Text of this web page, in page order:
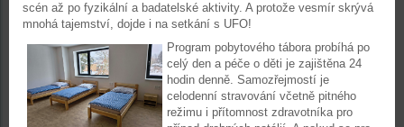
scén až po fyzikální a badatelské aktivity. A protože vesmír skrývá
mnohá tajemství, dojde i na setkání s UFO!
Program pobytového tábora probíhá po
celý den a péče o děti je zajištěna 24
hodin denně. Samozřejmostí je
celodenní stravování včetně pitného
režimu i přítomnost zdravotníka pro